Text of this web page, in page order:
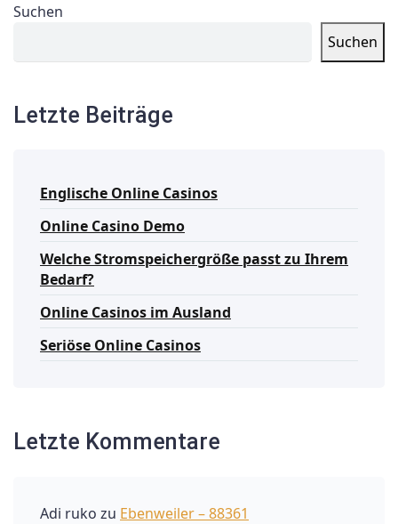
Suchen
Suchen
Letzte Beiträge
Englische Online Casinos
Online Casino Demo
Welche Stromspeichergröße passt zu Ihrem
Bedarf?
Online Casinos im Ausland
Seriöse Online Casinos
Letzte Kommentare
Adi ruko zu Ebenweiler – 88361